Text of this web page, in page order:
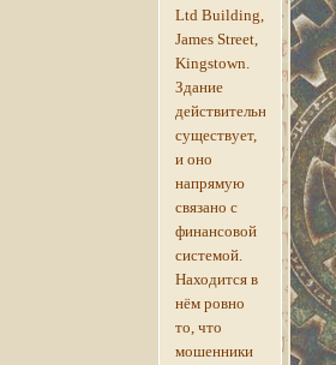
Ltd Building,
James Street,
Kingstown.
Здание
действительно
существует,
и оно
напрямую
связано с
финансовой
системой.
Находится в
нём ровно
то, что
мошенники